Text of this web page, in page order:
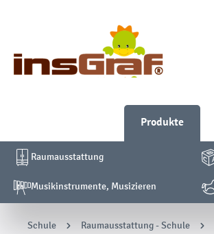
Produkte
Raumausstattung
Musikinstrumente, Musizieren
Schule Raumausstattung - Schule